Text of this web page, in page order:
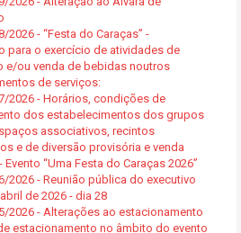
2026 - “Festa do Caraças” -
para o exercício de atividades de
e/ou venda de bebidas noutros
de serviços:
2026 - Horários, condições de
dos estabelecimentos dos grupos
associativos, recintos
e de diversão provisória e venda
Evento “Uma Festa do Caraças 2026”
2026 - Reunião pública do executivo
de 2026 - dia 28
2026 - Alterações ao estacionamento
estacionamento no âmbito do evento